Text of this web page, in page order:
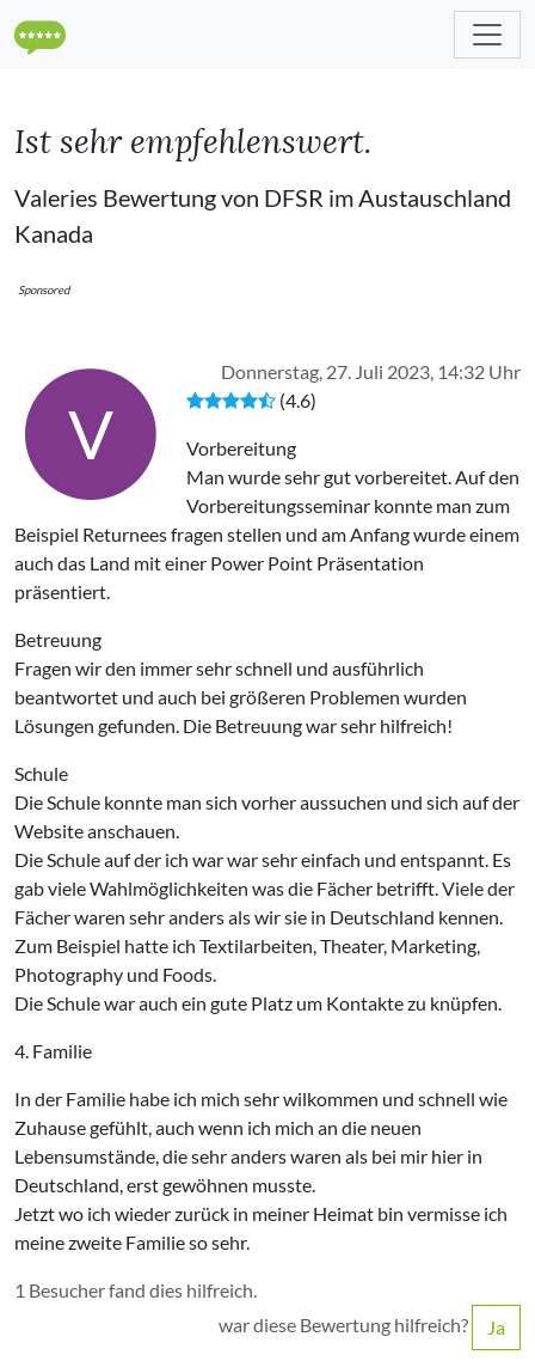
Ist sehr empfehlenswert.
Valeries Bewertung von DFSR im Austauschland
Kanada
Sponsored
V
Donnerstag, 27. Juli 2023, 14:32 Uhr
(4.6)
Vorbereitung
Man wurde sehr gut vorbereitet. Auf den
Vorbereitungsseminar konnte man zum
Beispiel Returnees fragen stellen und am Anfang wurde einem
auch das Land mit einer Power Point Präsentation
präsentiert.
Betreuung
Fragen wir den immer sehr schnell und ausführlich
beantwortet und auch bei größeren Problemen wurden
Lösungen gefunden. Die Betreuung war sehr hilfreich!
Schule
Die Schule konnte man sich vorher aussuchen und sich auf der
Website anschauen.
Die Schule auf der ich war war sehr einfach und entspannt. Es
gab viele Wahlmöglichkeiten was die Fächer betrifft. Viele der
Fächer waren sehr anders als wir sie in Deutschland kennen.
Zum Beispiel hatte ich Textilarbeiten, Theater, Marketing,
Photography und Foods.
Die Schule war auch ein gute Platz um Kontakte zu knüpfen.
4. Familie
In der Familie habe ich mich sehr wilkommen und schnell wie
Zuhause gefühlt, auch wenn ich mich an die neuen
Lebensumstände, die sehr anders waren als bei mir hier in
Deutschland, erst gewöhnen musste.
Jetzt wo ich wieder zurück in meiner Heimat bin vermisse ich
meine zweite Familie so sehr.
1 Besucher fand dies hilfreich.
war diese Bewertung hilfreich?
Ja